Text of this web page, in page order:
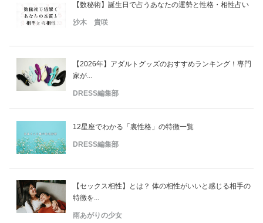
【数秘術】誕生日で占うあなたの運勢と性格・相性占い
沙木 貴咲
【2026年】アダルトグッズのおすすめランキング！専門
家が...
DRESS編集部
12星座でわかる「裏性格」の特徴一覧
DRESS編集部
【セックス相性】とは？ 体の相性がいいと感じる相手の
特徴を...
雨あがりの少女